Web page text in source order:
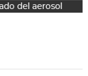
del aerosol